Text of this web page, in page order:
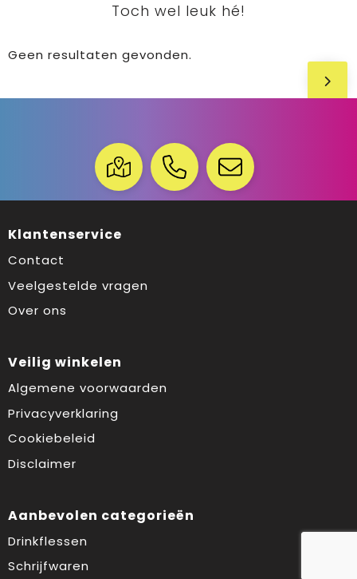
Toch wel leuk hé!
Geen resultaten gevonden.
Klantenservice
Contact
Veelgestelde vragen
Over ons
Veilig winkelen
Algemene voorwaarden
Privacyverklaring
Cookiebeleid
Disclaimer
Aanbevolen categorieën
Drinkflessen
Schrijfwaren